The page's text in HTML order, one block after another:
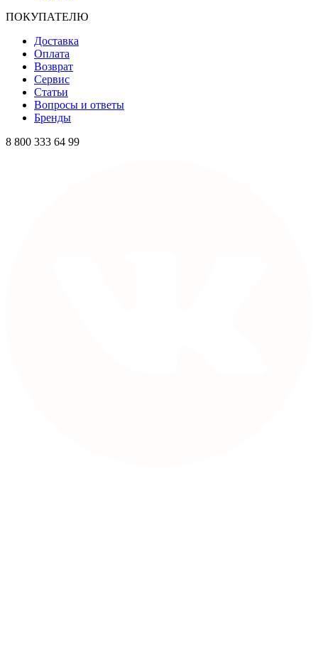
ПОКУПАТЕЛЮ
Доставка
Оплата
Возврат
Сервис
Статьи
Вопросы и ответы
Бренды
8 800 333 64 99